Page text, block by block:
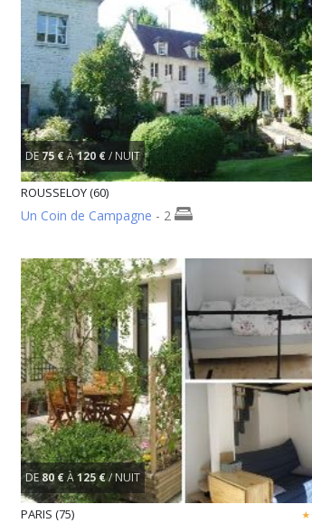
DE75 €À120 €/ NUIT
ROUSSELOY (60)
Un Coin de Campagne - 2
DE80 €À125 €/ NUIT
PARIS (75)